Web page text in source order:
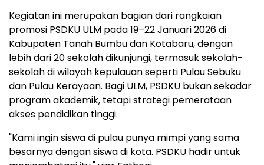
Kegiatan ini merupakan bagian dari rangkaian
promosi PSDKU ULM pada 19–22 Januari 2026 di
Kabupaten Tanah Bumbu dan Kotabaru, dengan
lebih dari 20 sekolah dikunjungi, termasuk sekolah-
sekolah di wilayah kepulauan seperti Pulau Sebuku
dan Pulau Kerayaan. Bagi ULM, PSDKU bukan sekadar
program akademik, tetapi strategi pemerataan
akses pendidikan tinggi.
"Kami ingin siswa di pulau punya mimpi yang sama
besarnya dengan siswa di kota. PSDKU hadir untuk